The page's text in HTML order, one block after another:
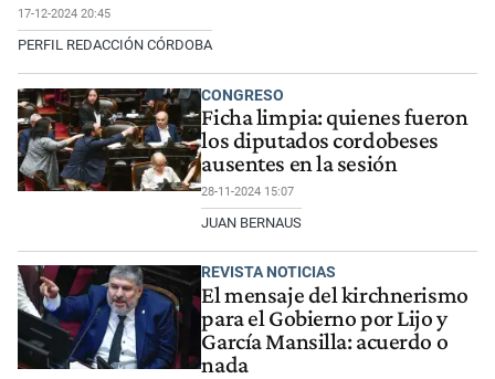
17-12-2024 20:45
PERFIL REDACCIÓN CÓRDOBA
CONGRESO
Ficha limpia: quienes fueron
los diputados cordobeses
ausentes en la sesión
28-11-2024 15:07
JUAN BERNAUS
REVISTA NOTICIAS
El mensaje del kirchnerismo
para el Gobierno por Lijo y
García Mansilla: acuerdo o
nada